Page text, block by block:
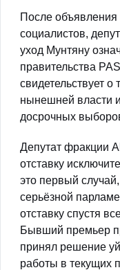
После объявления
социалистов,
уход Мунтяну
правительства
свидетельствует о
нынешней власти
досрочных
Депутат фракции
отставку
это первый
серьёзной
отставку спустя
Бывший премьер
принял решение
работы в текущих